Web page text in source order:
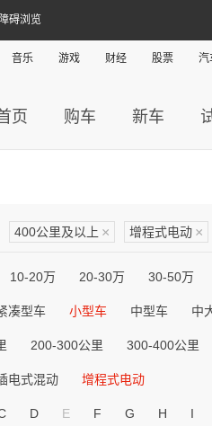
碍浏览
音乐 游戏 财经 股票 汽
页 购车 新车
400公里及以上 × 增程式电动 ×
10-20万 20-30万 30-50万
凑型车 小型车 中型车 中
200-300公里 300-400公里
电式混动 增程式电动
D E F G H I